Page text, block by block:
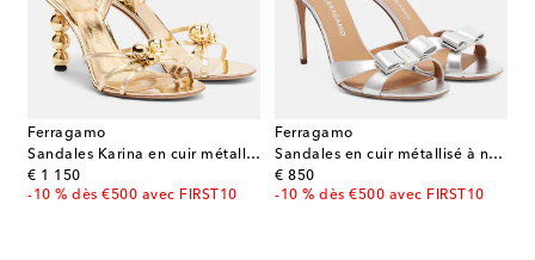
Ferragamo
Sandales Karina en cuir métallisé
€ 1 150
original price
-10 % dès €500 avec FIRST10
Ferragamo
Sandales en cuir métallisé à nœud
€ 850
original price
-10 % dès €500 avec FIRST10